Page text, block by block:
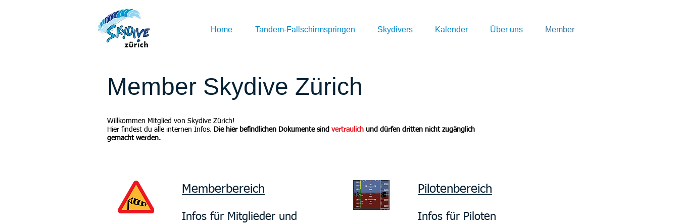
Home Tandem-Fallschirmspringen Skydivers Kalender Über uns Member
Member Skydive Zürich
Willkommen Mitglied von Skydive Zürich!
Hier findest du alle internen Infos. Die hier befindlichen Dokumente sind vertraulich und dürfen dritten nicht zugänglich
gemacht werden.
Memberbereich
Infos für Mitglieder und
Pilotenbereich
Infos für Piloten